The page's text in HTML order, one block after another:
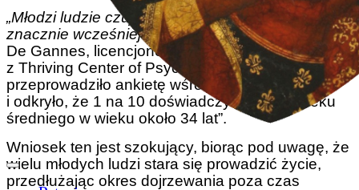
„Młodzi ludzie czują się starsi i odczuwają presję
znacznie wcześniej w swoim życiu”- mówi Tirrell
De Gannes, licencjonowany psycholog kliniczny
z Thriving Center of Psychology. Centrum
przeprowadziło ankietę wśród millenialsów
i odkryło, że 1 na 10 doświadczył kryzysu wieku
średniego w wieku około 34 lat”.
Wniosek ten jest szokujący, biorąc pod uwagę, że
wielu młodych ludzi stara się prowadzić życie,
przedłużając okres dojrzewania poza czas